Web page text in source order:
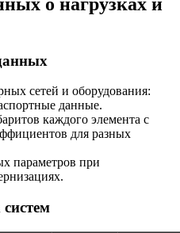
сетей и оборудования:
данные.
каждого элемента с
для разных
параметров при